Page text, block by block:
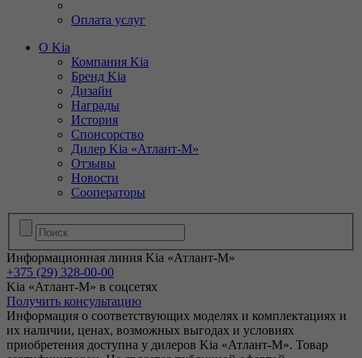
Оплата услуг
О Kia
Компания Kia
Бренд Kia
Дизайн
Награды
История
Спонсорство
Дилер Kia «Атлант-М»
Отзывы
Новости
Сооператоры
Информационная линия Kia «Атлант-М»
+375 (29) 328-00-00
Kia «Атлант-М» в соцсетях
Получить консультацию
Информация о соответствующих моделях и комплектациях и
их наличии, ценах, возможных выгодах и условиях
приобретения доступна у дилеров Kia «Атлант-М». Товар